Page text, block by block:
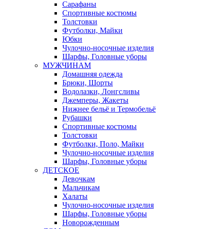
Сарафаны
Спортивные костюмы
Толстовки
Футболки, Майки
Юбки
Чулочно-носочные изделия
Шарфы, Головные уборы
МУЖЧИНАМ
Домашняя одежда
Брюки, Шорты
Водолазки, Лонгсливы
Джемперы, Жакеты
Нижнее бельё и Термобельё
Рубашки
Спортивные костюмы
Толстовки
Футболки, Поло, Майки
Чулочно-носочные изделия
Шарфы, Головные уборы
ДЕТСКОЕ
Девочкам
Мальчикам
Халаты
Чулочно-носочные изделия
Шарфы, Головные уборы
Новорожденным